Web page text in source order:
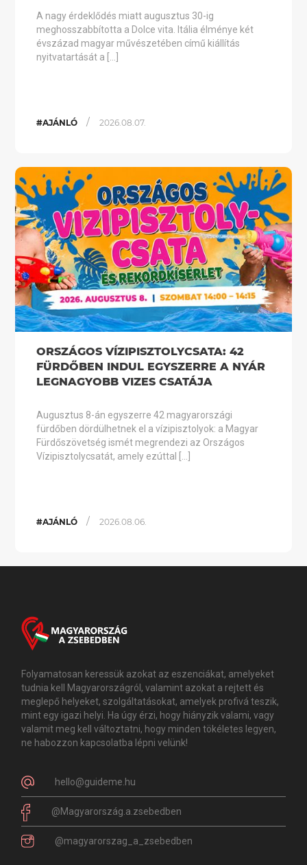
A nagy érdeklődés miatt augusztus 30-ig
meghosszabbította a Dolce vita. Itália élménye két
évszázad magyar művészetében című kiállítás
nyitvatartását a […]
#AJÁNLÓ / 2026.08.07.
ORSZÁGOS VÍZIPISZTOLYCSATA: 42
FÜRDŐBEN INDUL EGYSZERRE A NYÁR
LEGNAGYOBB VIZES CSATÁJA
Augusztus 8-án egyszerre 42 magyarországi
fürdőben dördülhetnek el a vízipisztolyok: a Magyar
Fürdőszövetség ismét megrendezi az Országos
Vízipisztolycsatát, amely ezúttal […]
#AJÁNLÓ / 2026.08.06.
Folyamatosan keressük azokat az eszenciákat, amelyeket
tudnia kell Magyarországról, valamint azokat a rejtett és
meglepő helyeket, szolgáltatásokat, amelyek profivá teszik,
mint egy igazi helyi. Ha úgy érzi, hogy hiányzik valami, vagy
valamit meg kell változtatni, hogy minden tökéletes legyen,
ne habozzon kapcsolatba lépni velünk!
hello@guideme.hu
@Magyarország.a.zsebedben
@magyarorszag_a_zsebedben